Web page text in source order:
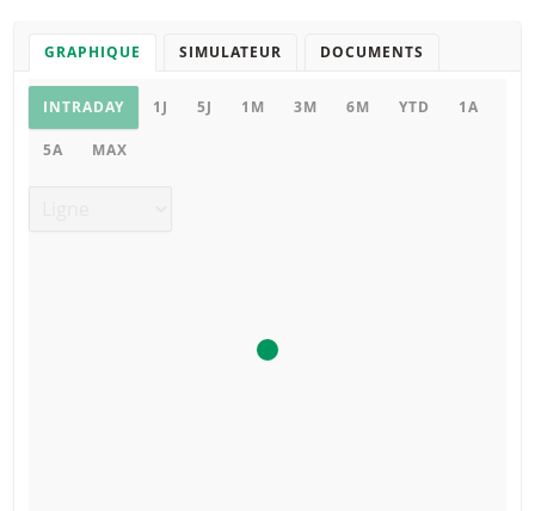
GRAPHIQUE SIMULATEUR DOCUMENTS
Graphique
INTRADAY 1J 5J 1M 3M 6M YTD 1A
5A MAX